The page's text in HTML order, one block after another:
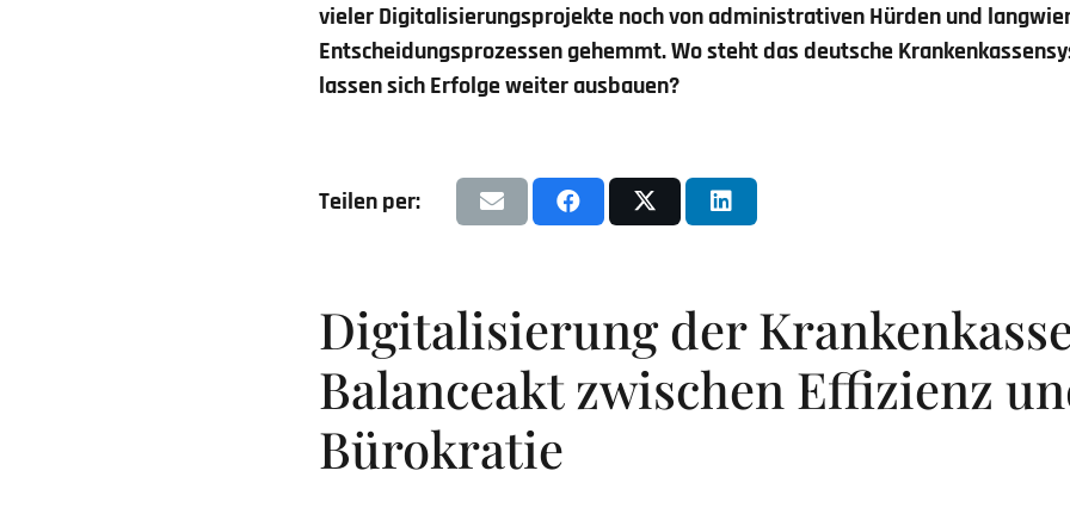
vieler Digitalisierungsprojekte noch von administrativen Hürden und
Entscheidungsprozessen gehemmt. Wo steht das deutsche
lassen sich Erfolge weiter ausbauen?
Teilen per:
Digitalisierung der
Balanceakt zwischen Effizienz
Bürokratie